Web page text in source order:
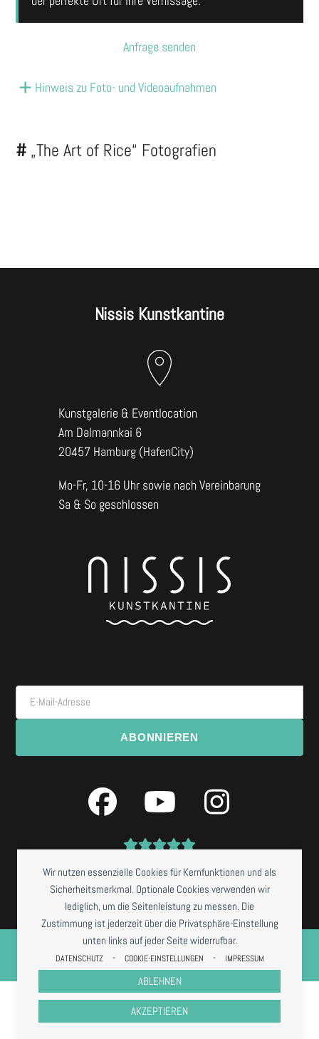
Wir nutzen essenzielle Cookies für Kernfunktionen und als
Sicherheitsmerkmal. Optionale Cookies verwenden wir
lediglich, um die Seitenleistung zu messen. Die
Zustimmung ist jederzeit über die Privatsphäre-Einstellung
unten links auf jeder Seite widerrufbar.
DATENSCHUTZ - COOKIE-EINSTELLUNGEN - IMPRESSUM
AKZEPTIEREN
ABLEHNEN
Anfrage senden
Hinweis zu Foto- und Videoaufnahmen
# „The Art of Rice“ Fotografien
Nissis Kunstkantine
Kunstgalerie & Eventlocation
Am Dalmannkai 6
20457 Hamburg (HafenCity)
Mo-Fr, 10-16 Uhr sowie nach Vereinbarung
Sa & So geschlossen
E-Mail-Adresse
ABONNIEREN
Facebook
YouTube
NISSIS KUNSTKANTINE2026 *RESTAURANTBETRIEB DERZEIT NUR BEI
VORBESTELLUNG
IMPRESSUMDATENSCHUTZCOOKIESAGB